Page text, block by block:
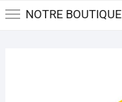
NOTRE BOUTIQUE